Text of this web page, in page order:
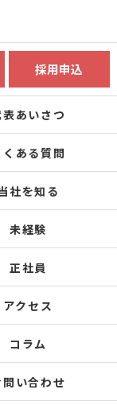
採用申込
あいさつ
くある質問
社を知る
未経験
正社員
アクセス
コラム
問い合わせ